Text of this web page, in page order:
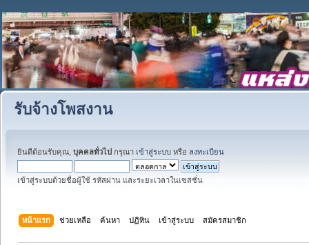
รับจ้างโพสงาน
ยินดีต้อนรับคุณ, บุคคลทั่วไป กรุณา เข้าสู่ระบบ หรือ ลงทะเบียน
เข้าสู่ระบบด้วยชื่อผู้ใช้ รหัสผ่าน และระยะเวลาในเซสชั่น
หน้าแรก ช่วยเหลือ ค้นหา ปฏิทิน เข้าสู่ระบบ สมัครสมาชิก